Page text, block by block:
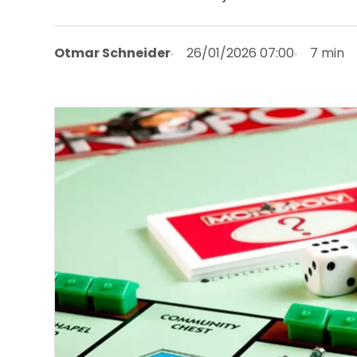
Otmar Schneider 26/01/2026 07:00 7 min